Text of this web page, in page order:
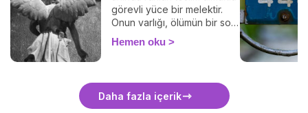
görevli yüce bir melektir.
Onun varlığı, ölümün bir son
değil, ilahi bir başlangıç
olduğunu hatırlatır. Bu
duayı bulabilirsiniz.
Hemen oku
Daha fazla içerik